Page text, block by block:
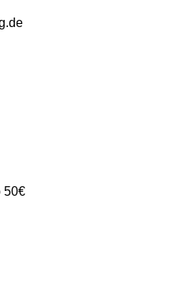
50€